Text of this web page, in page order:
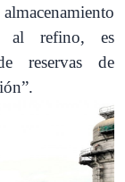
al refino, es
reservas de